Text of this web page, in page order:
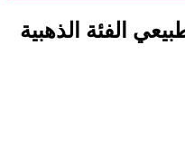
الفئة الذهبية